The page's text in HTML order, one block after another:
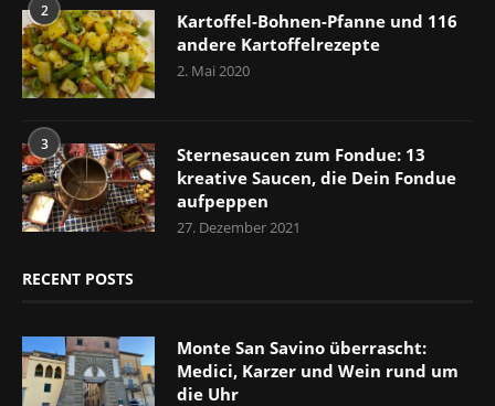
2
Kartoffel-Bohnen-Pfanne und 116
andere Kartoffelrezepte
2. Mai 2020
3
Sternesaucen zum Fondue: 13
kreative Saucen, die Dein Fondue
aufpeppen
27. Dezember 2021
RECENT POSTS
Monte San Savino überrascht:
Medici, Karzer und Wein rund um
die Uhr